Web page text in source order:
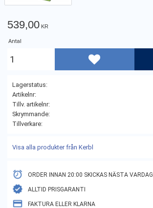
539,00 KR
Antal
Lägg till i favoriter
Lagerstatus
Artikelnr
Tillv. artikelnr
Skrymmande
Tillverkare
Visa alla produkter från Kerbl
ORDER INNAN 20:00 SKICKAS NÄSTA VARDAG
ALLTID PRISGARANTI
FAKTURA ELLER KLARNA